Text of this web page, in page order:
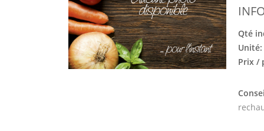
Qté
Unité:
Prix /